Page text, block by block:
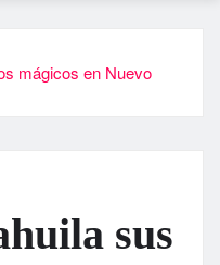
mágicos en Nuevo
sus